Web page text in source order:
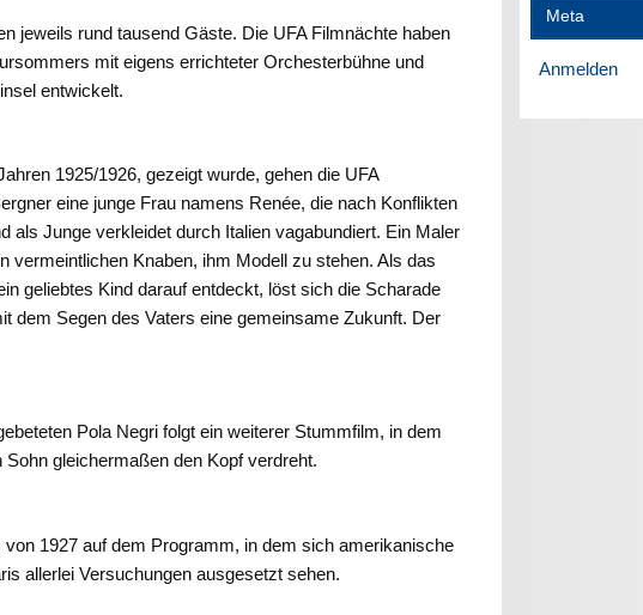
jeweils rund tausend Gäste. Die UFA Filmnächte haben
mit eigens errichteter Orchesterbühne und
entwickelt.
1925/1926, gezeigt wurde, gehen die UFA
eine junge Frau namens Renée, die nach Konflikten
als Junge verkleidet durch Italien vagabundiert. Ein Maler
vermeintlichen Knaben, ihm Modell zu stehen. Als das
geliebtes Kind darauf entdeckt, löst sich die Scharade
dem Segen des Vaters eine gemeinsame Zukunft. Der
Pola Negri folgt ein weiterer Stummfilm, in dem
gleichermaßen den Kopf verdreht.
1927 auf dem Programm, in dem sich amerikanische
allerlei Versuchungen ausgesetzt sehen.
Meta
Anmelden